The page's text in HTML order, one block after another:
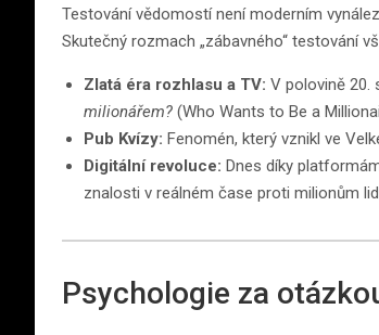
Testování vědomostí není moderním
Skutečný rozmach „zábavného“ testování
Zlatá éra rozhlasu a TV: V polovině 20.
milionářem? (Who Wants to Be a
Pub Kvízy: Fenomén, který vznikl ve
Digitální revoluce: Dnes díky
znalosti v reálném čase proti milionům
Psychologie za